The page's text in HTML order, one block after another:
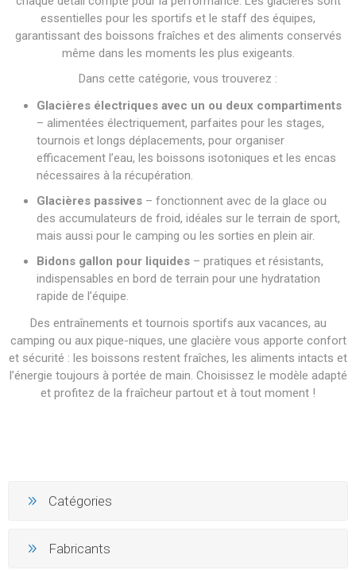
essentielles pour les sportifs et le staff des équipes,
garantissant des boissons fraîches et des aliments conservés
même dans les moments les plus exigeants.
Dans cette catégorie, vous trouverez :
Glacières électriques avec un ou deux compartiments
– alimentées électriquement, parfaites pour les stages,
tournois et longs déplacements, pour organiser
efficacement l’eau, les boissons isotoniques et les encas
nécessaires à la récupération.
Glacières passives – fonctionnent avec de la glace ou
des accumulateurs de froid, idéales sur le terrain de sport,
mais aussi pour le camping ou les sorties en plein air.
Bidons gallon pour liquides – pratiques et résistants,
indispensables en bord de terrain pour une hydratation
rapide de l’équipe.
Des entraînements et tournois sportifs aux vacances, au
camping ou aux pique-niques, une glacière vous apporte confort
et sécurité : les boissons restent fraîches, les aliments intacts et
l’énergie toujours à portée de main. Choisissez le modèle adapté
et profitez de la fraîcheur partout et à tout moment !
Catégories
Fabricants